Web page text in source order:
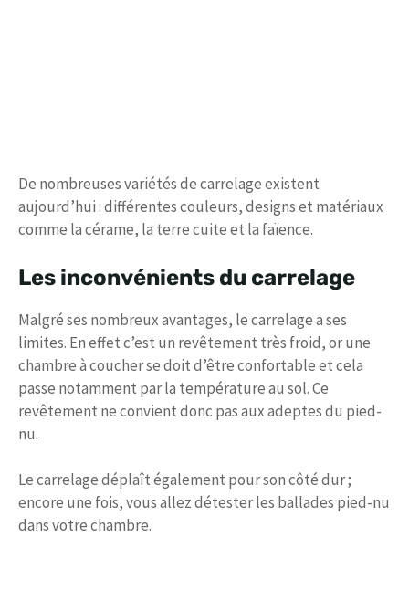
De nombreuses variétés de carrelage existent
aujourd’hui : différentes couleurs, designs et matériaux
comme la cérame, la terre cuite et la faïence.
Les inconvénients du carrelage
Malgré ses nombreux avantages, le carrelage a ses
limites. En effet c’est un revêtement très froid, or une
chambre à coucher se doit d’être confortable et cela
passe notamment par la température au sol. Ce
revêtement ne convient donc pas aux adeptes du pied-
nu.
Le carrelage déplaît également pour son côté dur ;
encore une fois, vous allez détester les ballades pied-nu
dans votre chambre.